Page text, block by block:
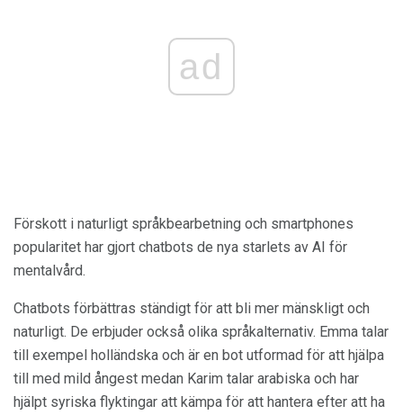
ad
Förskott i naturligt språkbearbetning och smartphones
popularitet har gjort chatbots de nya starlets av AI för
mentalvård.
Chatbots förbättras ständigt för att bli mer mänskligt och
naturligt. De erbjuder också olika språkalternativ. Emma talar
till exempel holländska och är en bot utformad för att hjälpa
till med mild ångest medan Karim talar arabiska och har
hjälpt syriska flyktingar att kämpa för att hantera efter att ha